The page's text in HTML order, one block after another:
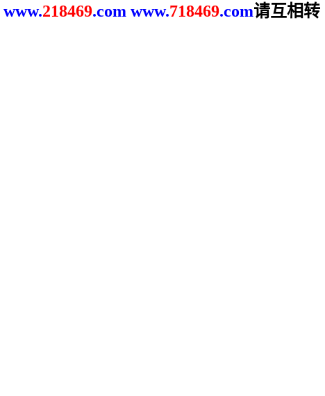
www.218469.com www.718469.com请互相转